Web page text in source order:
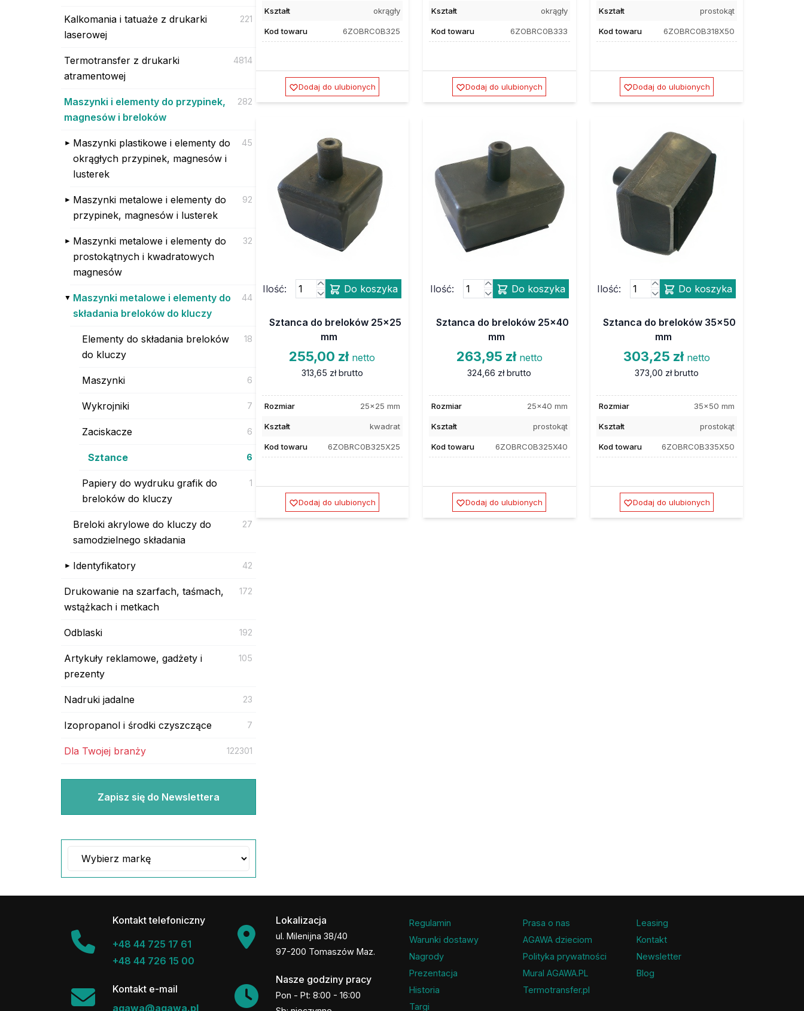
Kalkomania i tatuaże z drukarki
laserowej
221
Termotransfer z drukarki
atramentowej
4814
Maszynki i elementy do przypinek,
magnesów i breloków
282
Maszynki plastikowe i elementy do
okrągłych przypinek, magnesów i
lusterek
45
Maszynki metalowe i elementy do
przypinek, magnesów i lusterek
92
Maszynki metalowe i elementy do
prostokątnych i kwadratowych
magnesów
32
Maszynki metalowe i elementy do
składania breloków do kluczy
44
Elementy do składania breloków
do kluczy
18
Maszynki 6
Wykrojniki 7
Zaciskacze 6
Sztance 6
Papiery do wydruku grafik do
breloków do kluczy
1
Breloki akrylowe do kluczy do
samodzielnego składania
27
Identyfikatory 42
Drukowanie na szarfach, taśmach,
wstążkach i metkach
172
Odblaski 192
Artykuły reklamowe, gadżety i
prezenty
105
Nadruki jadalne 23
Izopropanol i środki czyszczące 7
Dla Twojej branży 122301
Zapisz się do Newslettera
Kształt okrągły
Kod towaru 6ZOBRC0B325
Dodaj do ulubionych
Kształt okrągły
Kod towaru 6ZOBRC0B333
Dodaj do ulubionych
Kształt prostokąt
Kod towaru 6ZOBRC0B318X50
Dodaj do ulubionych
Ilość: Do koszyka
Sztanca do breloków 25x25
mm
255,00 zł netto
313,65 zł brutto
Rozmiar 25x25 mm
Kształt kwadrat
Kod towaru 6ZOBRC0B325X25
Dodaj do ulubionych
Ilość: Do koszyka
Sztanca do breloków 25x40
mm
263,95 zł netto
324,66 zł brutto
Rozmiar 25x40 mm
Kształt prostokąt
Kod towaru 6ZOBRC0B325X40
Dodaj do ulubionych
Ilość: Do koszyka
Sztanca do breloków 35x50
mm
303,25 zł netto
373,00 zł brutto
Rozmiar 35x50 mm
Kształt prostokąt
Kod towaru 6ZOBRC0B335X50
Dodaj do ulubionych
Kontakt telefoniczny
+48 44 725 17 61
+48 44 726 15 00
Kontakt e-mail
agawa@agawa.pl
Lokalizacja
ul. Milenijna 38/40
97-200 Tomaszów Maz.
Nasze godziny pracy
Pon - Pt: 8:00 - 16:00
Regulamin
Warunki dostawy
Nagrody
Prezentacja
Historia
Targi
Prasa o nas
AGAWA dzieciom
Polityka prywatności
Mural AGAWA.PL
Termotransfer.pl
Leasing
Kontakt
Newsletter
Blog